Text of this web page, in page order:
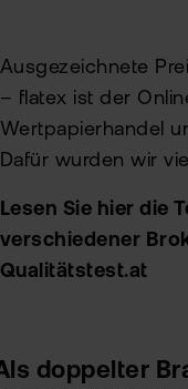
Ausgezeichnete
– flatex ist der
Wertpapierhandel
Dafür wurden wir
Lesen Sie hier die
verschiedener
Qualitätstest.at
doppelter